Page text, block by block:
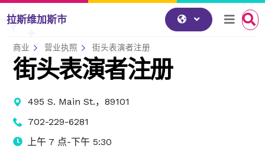
跳到内容
拉斯维加斯市
商业 营业执照 街头表演者注册
街头表演者注册
495 S. Main St.，89101
702-229-6281
上午 7 点-下午 5:30